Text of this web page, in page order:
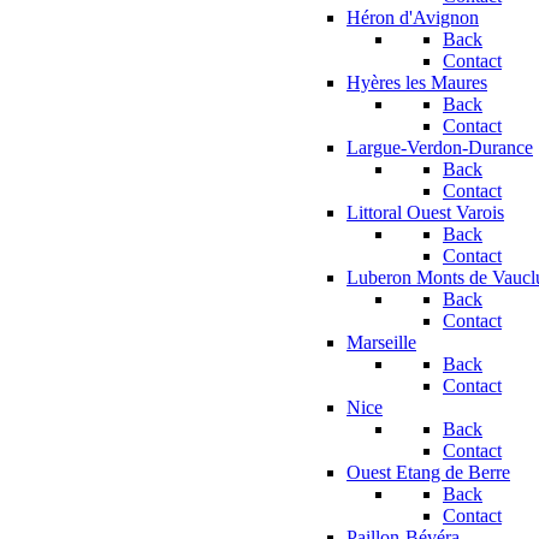
Héron d'Avignon
Back
Contact
Hyères les Maures
Back
Contact
Largue-Verdon-Durance
Back
Contact
Littoral Ouest Varois
Back
Contact
Luberon Monts de
Back
Contact
Marseille
Back
Contact
Nice
Back
Contact
Ouest Etang de Berre
Back
Contact